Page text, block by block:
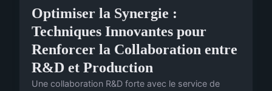
Optimiser la Synergie :
Techniques Innovantes pour
Renforcer la Collaboration entre
R&D et Production
Une collaboration R&D forte avec le service de